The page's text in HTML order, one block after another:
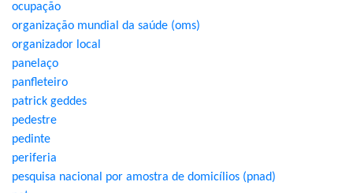
ocupação
organização mundial da saúde (oms)
organizador local
panelaço
panfleteiro
patrick geddes
pedestre
pedinte
periferia
pesquisa nacional por amostra de domicílios (pnad)